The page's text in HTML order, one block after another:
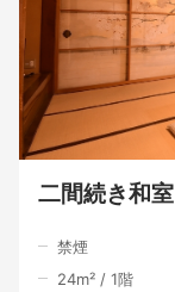
二間続き和室
禁煙
24m² / 1階